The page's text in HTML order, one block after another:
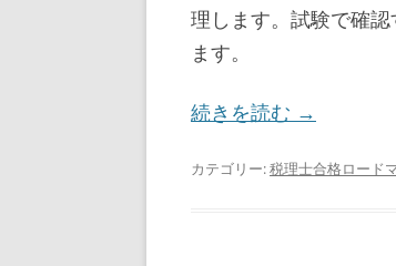
理します。試験で確
ます。
続きを読む →
カテゴリー:税理士合格ロード